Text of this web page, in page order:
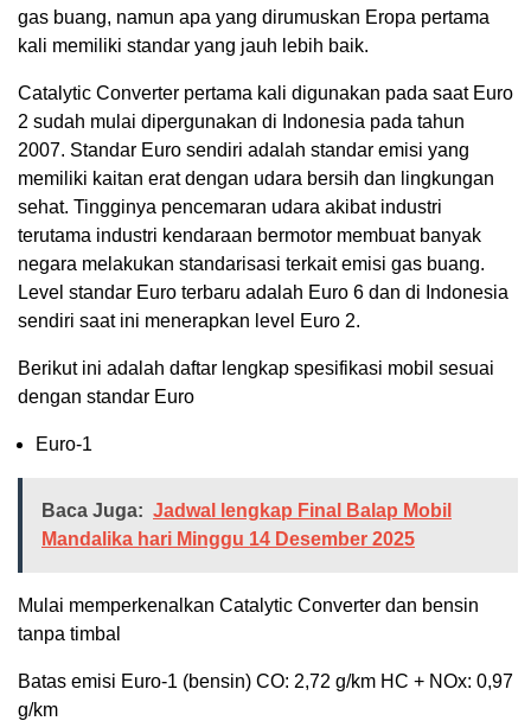
gas buang, namun apa yang dirumuskan Eropa pertama
kali memiliki standar yang jauh lebih baik.
Catalytic Converter pertama kali digunakan pada saat Euro
2 sudah mulai dipergunakan di Indonesia pada tahun
2007. Standar Euro sendiri adalah standar emisi yang
memiliki kaitan erat dengan udara bersih dan lingkungan
sehat. Tingginya pencemaran udara akibat industri
terutama industri kendaraan bermotor membuat banyak
negara melakukan standarisasi terkait emisi gas buang.
Level standar Euro terbaru adalah Euro 6 dan di Indonesia
sendiri saat ini menerapkan level Euro 2.
Berikut ini adalah daftar lengkap spesifikasi mobil sesuai
dengan standar Euro
Euro-1
Baca Juga: Jadwal lengkap Final Balap Mobil
Mandalika hari Minggu 14 Desember 2025
Mulai memperkenalkan Catalytic Converter dan bensin
tanpa timbal
Batas emisi Euro-1 (bensin) CO: 2,72 g/km HC + NOx: 0,97
g/km